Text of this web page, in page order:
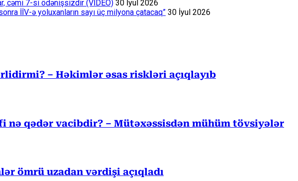
cəmi 7-si ödənişsizdir (VİDEO) 30 İyul 2026
İİV-ə yoluxanların sayı üç milyona çatacaq” 30 İyul 2026
– Həkimlər əsas riskləri açıqlayıb
nə qədər vacibdir? – Mütəxəssisdən mühüm tövsiyələr
ömrü uzadan vərdişi açıqladı